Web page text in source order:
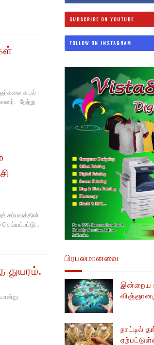
கடல்
நேற்று
சம்பவத்தின்
துயரம்.
SUBSCRIBE ON YOUTUBE
FOLLOW ON INSTAGRAM
பிரபலமானவை
இன்றைய
நாட்டில்